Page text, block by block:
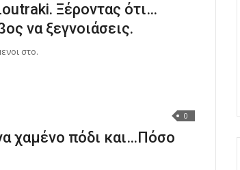
Ξέροντας ότι…
να ξεγνοιάσεις.
στο.
0
χαμένο πόδι και…Πόσο